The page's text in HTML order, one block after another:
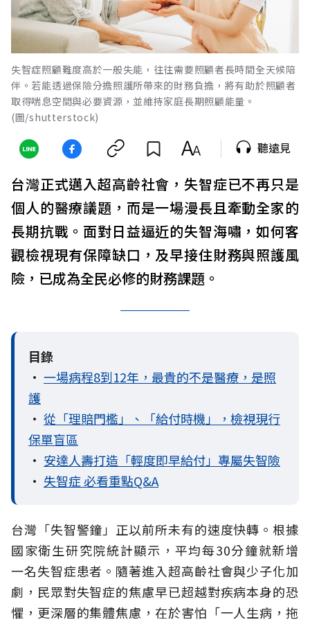
失智症照顧難度高於一般失能，往往需要照顧者長時間全天候陪
伴。若能透過保險分擔照護所帶來的財務負擔，將有助於照顧者
取得喘息空間與必要資源，並維持家庭長期照顧能量。
(圖/shutterstock)
聽遠見
台灣正式邁入超高齡社會，失智症已不再只是
個人的醫療議題，而是一場漫長且牽動全家的
長期抗戰。面對日益逼近的失智海嘯，如何客
觀檢視現有保障缺口，及早接住財務與照護風
險，已成為全民必修的財務課題。
目錄
• 一場病程8到12年，最貴的不是醫療，是照
護
• 從「理賠門檻」、「給付時機」，檢視現行
保單盲區
• 安達人壽打造「輕度即早給付」專屬失智險
• 失智症 必看重點Q&A
台灣「失智警鐘」正以前所未有的速度快轉。根據
國家衛生研究院統計顯示，平均每30分鐘就新增
一名失智症患者。隨著進入超高齡社會與少子化加
劇，民眾對失智症的焦慮早已超越對疾病本身的恐
懼，更深層的集體焦慮，在於害怕「一人生病，拖